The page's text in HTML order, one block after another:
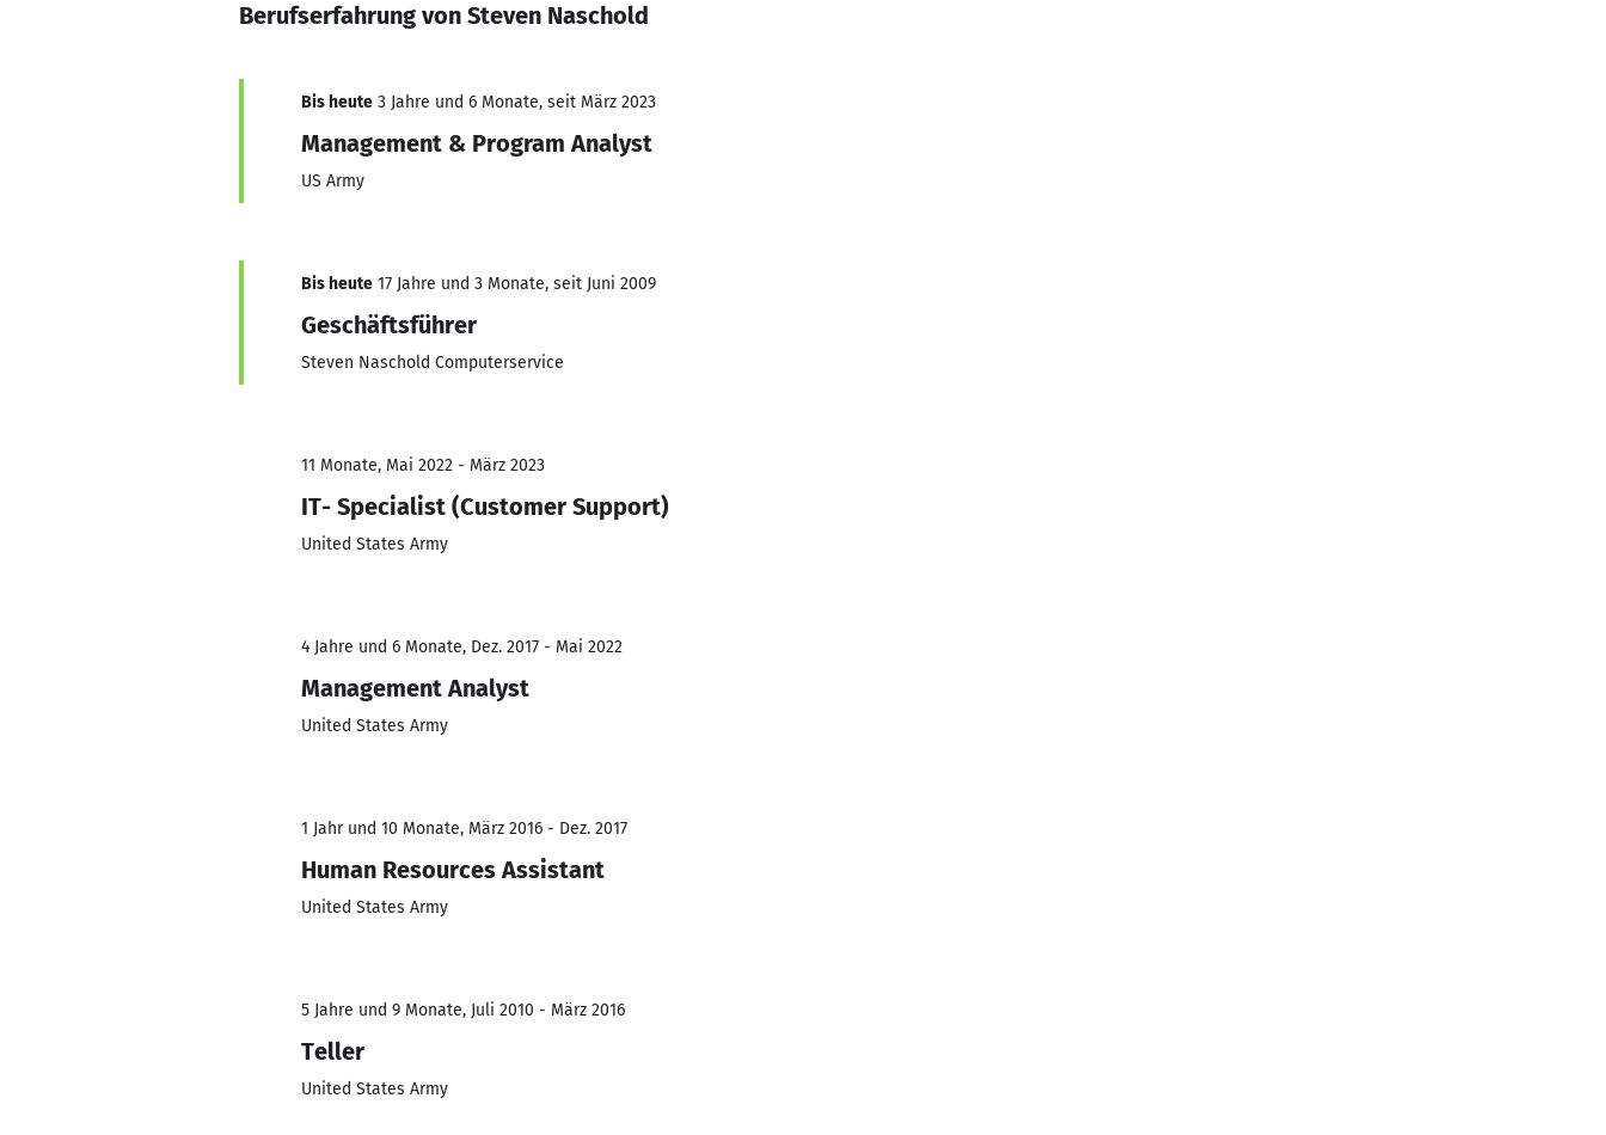
Berufserfahrung von Steven Naschold
Bis heute 3 Jahre und 6 Monate, seit März 2023
Management & Program Analyst
US Army
Bis heute 17 Jahre und 3 Monate, seit Juni 2009
Geschäftsführer
Steven Naschold Computerservice
11 Monate, Mai 2022 - März 2023
IT- Specialist (Customer Support)
United States Army
4 Jahre und 6 Monate, Dez. 2017 - Mai 2022
Management Analyst
United States Army
1 Jahr und 10 Monate, März 2016 - Dez. 2017
Human Resources Assistant
United States Army
5 Jahre und 9 Monate, Juli 2010 - März 2016
Teller
United States Army